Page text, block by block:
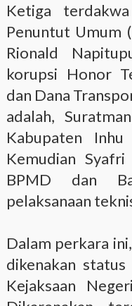
Ketiga
Penuntut Umum
Rionald
korupsi Honor
dan Dana
adalah,
Kabupaten
Kemudian
BPMD dan
pelaksanaan
Dalam perkara
dikenakan
Kejaksaan